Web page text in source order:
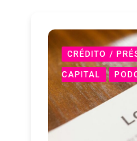
CRÉDITO /
CAPITAL